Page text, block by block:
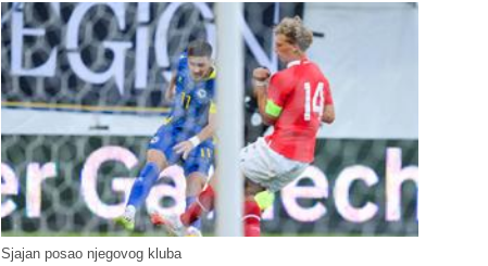
Sjajan posao njegovog kluba